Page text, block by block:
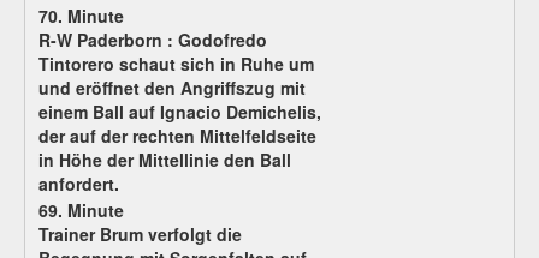
70. Minute
R-W Paderborn : Godofredo
Tintorero schaut sich in Ruhe um
und eröffnet den Angriffszug mit
einem Ball auf Ignacio Demichelis,
der auf der rechten Mittelfeldseite
in Höhe der Mittellinie den Ball
anfordert.
69. Minute
Trainer Brum verfolgt die